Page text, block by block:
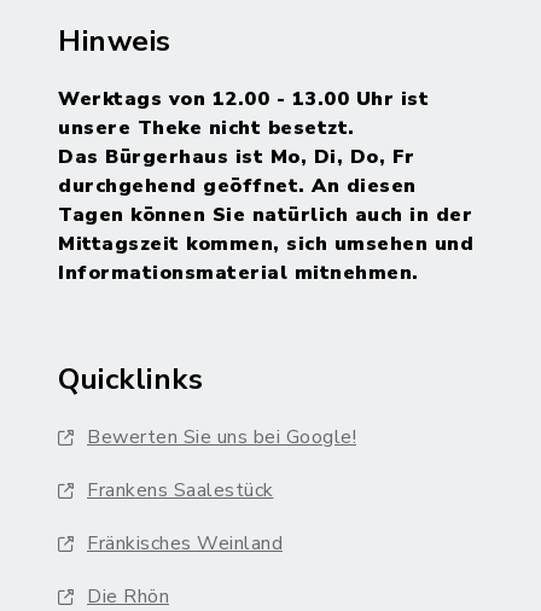
Hinweis
Werktags von 12.00 - 13.00 Uhr ist
unsere Theke nicht besetzt.
Das Bürgerhaus ist Mo, Di, Do, Fr
durchgehend geöffnet. An diesen
Tagen können Sie natürlich auch in der
Mittagszeit kommen, sich umsehen und
Informationsmaterial mitnehmen.
Quicklinks
Bewerten Sie uns bei Google!
Frankens Saalestück
Fränkisches Weinland
Die Rhön